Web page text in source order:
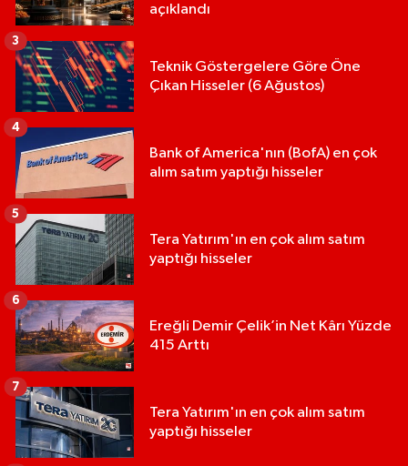
açıklandı
Teknik Göstergelere Göre Öne
Çıkan Hisseler (6 Ağustos)
3
Bank of America'nın (BofA) en çok
alım satım yaptığı hisseler
4
Tera Yatırım'ın en çok alım satım
yaptığı hisseler
5
Ereğli Demir Çelik’in Net Kârı Yüzde
415 Arttı
6
Tera Yatırım'ın en çok alım satım
yaptığı hisseler
7